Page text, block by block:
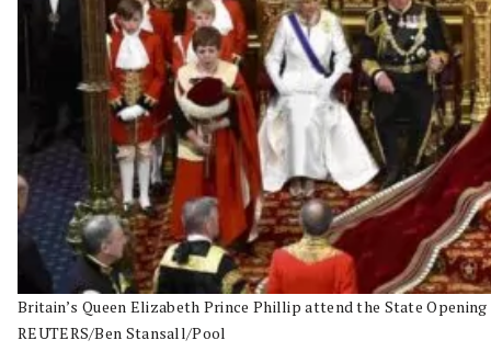
Britain’s Queen Elizabeth Prince Phillip attend the State
REUTERS/Ben Stansall/Pool